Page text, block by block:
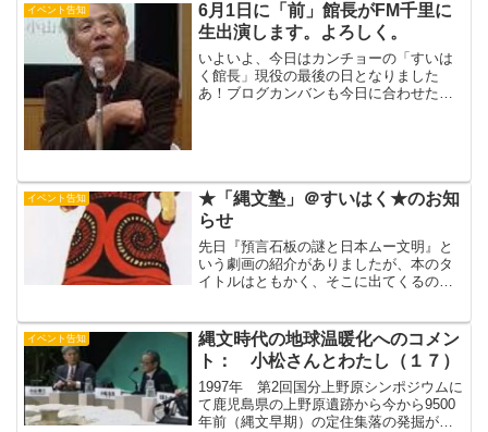
イベント告知
6月1日に「前」館長がFM千里に
生出演します。よろしく。
いよいよ、今日はカンチョーの「すいは
く館長」現役の最後の日となりました
あ！ブログカンバンも今日に合わせた特
イベント告知
★「縄文塾」＠すいはく★のお知
らせ
先日『預言石板の謎と日本ムー文明』と
いう劇画の紹介がありましたが、本のタ
イトルはともかく、そこに出てくるの
博助教授時代のカンチョーです。そのハ
デハデ縄文スタイル、２０年...
イベント告知
縄文時代の地球温暖化へのコメン
ト： 小松さんとわたし（１７）
1997年 第2回国分上野原シンポジウムに
て鹿児島県の上野原遺跡から今から9500
年前（縄文早期）の定住集落の発掘が話